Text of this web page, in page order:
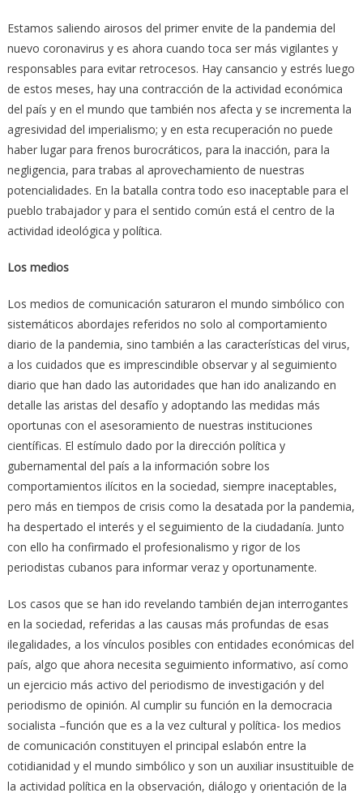
Estamos saliendo airosos del primer envite de la pandemia del
nuevo coronavirus y es ahora cuando toca ser más vigilantes y
responsables para evitar retrocesos. Hay cansancio y estrés luego
de estos meses, hay una contracción de la actividad económica
del país y en el mundo que también nos afecta y se incrementa la
agresividad del imperialismo; y en esta recuperación no puede
haber lugar para frenos burocráticos, para la inacción, para la
negligencia, para trabas al aprovechamiento de nuestras
potencialidades. En la batalla contra todo eso inaceptable para el
pueblo trabajador y para el sentido común está el centro de la
actividad ideológica y política.
Los medios
Los medios de comunicación saturaron el mundo simbólico con
sistemáticos abordajes referidos no solo al comportamiento
diario de la pandemia, sino también a las características del virus,
a los cuidados que es imprescindible observar y al seguimiento
diario que han dado las autoridades que han ido analizando en
detalle las aristas del desafío y adoptando las medidas más
oportunas con el asesoramiento de nuestras instituciones
científicas. El estímulo dado por la dirección política y
gubernamental del país a la información sobre los
comportamientos ilícitos en la sociedad, siempre inaceptables,
pero más en tiempos de crisis como la desatada por la pandemia,
ha despertado el interés y el seguimiento de la ciudadanía. Junto
con ello ha confirmado el profesionalismo y rigor de los
periodistas cubanos para informar veraz y oportunamente.
Los casos que se han ido revelando también dejan interrogantes
en la sociedad, referidas a las causas más profundas de esas
ilegalidades, a los vínculos posibles con entidades económicas del
país, algo que ahora necesita seguimiento informativo, así como
un ejercicio más activo del periodismo de investigación y del
periodismo de opinión. Al cumplir su función en la democracia
socialista –función que es a la vez cultural y política- los medios
de comunicación constituyen el principal eslabón entre la
cotidianidad y el mundo simbólico y son un auxiliar insustituible de
la actividad política en la observación, diálogo y orientación de la